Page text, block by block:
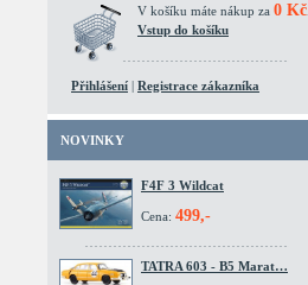
V košíku máte nákup za 0 Kč
Vstup do košíku
Přihlášení | Registrace zákazníka
NOVINKY
F4F 3 Wildcat
Cena: 499,-
TATRA 603 - B5 Marat…